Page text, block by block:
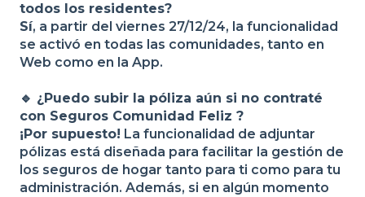
todos los residentes?
Sí, a partir del viernes 27/12/24, la funcionalidad
se activó en todas las comunidades, tanto en
Web como en la App.
🔹 ¿Puedo subir la póliza aún si no contraté
con Seguros Comunidad Feliz ?
¡Por supuesto! La funcionalidad de adjuntar
pólizas está diseñada para facilitar la gestión de
los seguros de hogar tanto para ti como para tu
administración. Además, si en algún momento